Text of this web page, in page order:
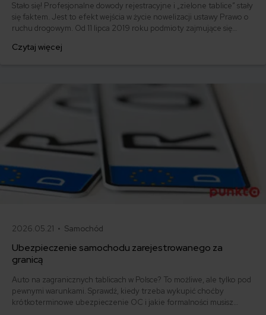
Stało się! Profesjonalne dowody rejestracyjne i „zielone tablice” stały
się faktem. Jest to efekt wejścia w życie nowelizacji ustawy Prawo o
ruchu drogowym. Od 11 lipca 2019 roku podmioty zajmujące się
czasowej rejestracji, czyli profesjonalnej rejestracji pojazdów.
Czytaj więcej
2026.05.21 • Samochód
Ubezpieczenie samochodu zarejestrowanego za
granicą
Auto na zagranicznych tablicach w Polsce? To możliwe, ale tylko pod
pewnymi warunkami. Sprawdź, kiedy trzeba wykupić choćby
krótkoterminowe ubezpieczenie OC i jakie formalności musisz